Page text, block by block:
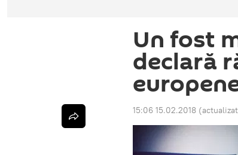
Un fost
declară
15:06 15.02.2018